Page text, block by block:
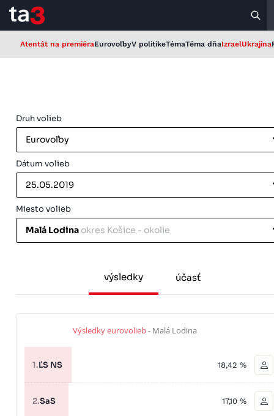
Atentát na premiéraEurovoľbyV politikeTémaTéma dňaIzraelUkrajina
Druh volieb
Eurovoľby
Dátum volieb
25.05.2019
Miesto volieb
Malá Lodina okres Košice - okolie
výsledky účasť
Výsledky eurovolieb- Malá Lodina
1.ĽS NS 18,42 %
2.SaS 17,10 %